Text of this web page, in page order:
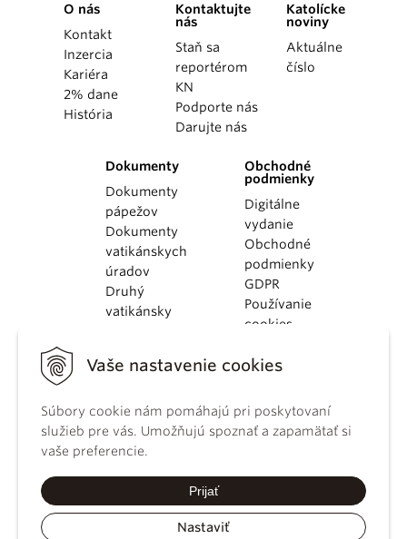
Vaše nastavenie cookies
Súbory cookie nám pomáhajú pri poskytovaní
služieb pre vás. Umožňujú spoznať a zapamätať si
vaše preferencie.
Prijať
Nastaviť
O nás
Kontakt
Inzercia
Kariéra
2% dane
História
Kontaktujte
nás
Staň sa
reportérom
KN
Podporte nás
Darujte nás
Katolícke
noviny
Aktuálne
číslo
Dokumenty
Dokumenty
pápežov
Dokumenty
vatikánskych
úradov
Druhý
vatikánsky
KBS
kánonického
práva
Katechizmus
Obchodné
podmienky
Digitálne
vydanie
Obchodné
podmienky
GDPR
Používanie
cookies